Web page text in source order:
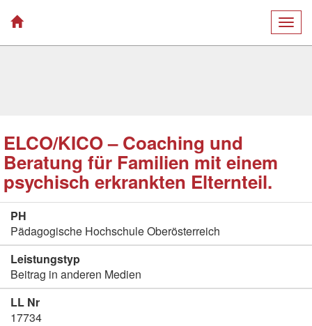
ELCO/KICO – Coaching und
Beratung für Familien mit einem
psychisch erkrankten Elternteil.
PH
Pädagogische Hochschule Oberösterreich
Leistungstyp
Beitrag in anderen Medien
LL Nr
17734